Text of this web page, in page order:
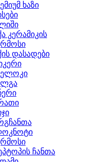
ხაზი
კერამიკის
დასადები
ჩანთა